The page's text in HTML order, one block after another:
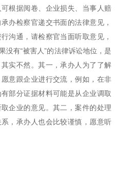
根据阅卷、企业损失、当事人赔
办检察官递交书面的法律意见，
沟通，请检察官当面听取意见，
没有“被害人”的法律诉讼地位，是
实不然。其一，承办人为了了解
意跟企业进行交流，例如，在非
部分证据材料可能是从企业调取
企业的意见。其二，案件的处理
，承办人也会比较谨慎，愿意听